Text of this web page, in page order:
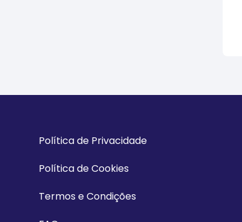
Política de Privacidade
Política de Cookies
Termos e Condições